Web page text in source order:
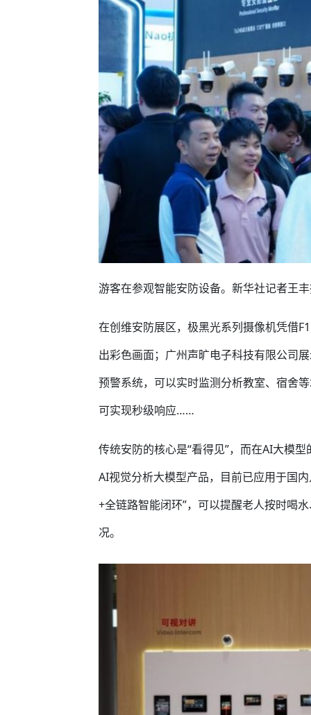
游客在参观智能安防设备。新华社记者王
在创维安防展区，极黑光系列摄像机凭借
出彩色画面；广州声旷电子科技有限公司
预警系统，可以实时监测分析教室、宿舍
可实现秒级响应……
传统安防的核心是“看得见”，而在AI大模
AI视觉分析大模型产品，目前已应用于国
+全链路智能闭环”，可以提醒老人按时喝
况。